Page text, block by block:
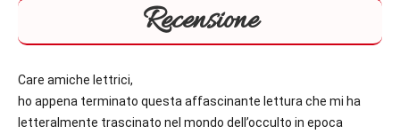
Recensione
Care amiche lettrici,
ho appena terminato questa affascinante lettura che mi ha
letteralmente trascinato nel mondo dell’occulto in epoca